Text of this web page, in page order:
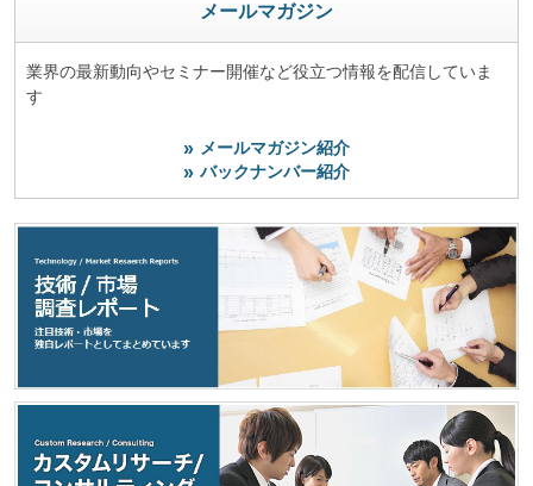
メールマガジン
業界の最新動向やセミナー開催など役立つ情報を配信していま
す
メールマガジン紹介
バックナンバー紹介